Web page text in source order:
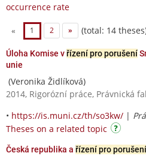
occurrence rate
« 1 2 » (total: 14
Úloha Komise vřízení pro porušení
unie
(Veronika Židlíková)
2014, Rigorózní práce, Právnická
• https://is.muni.cz/th/so3kw/ |
Theses on a related topic
Česká republika a řízení pro porušení